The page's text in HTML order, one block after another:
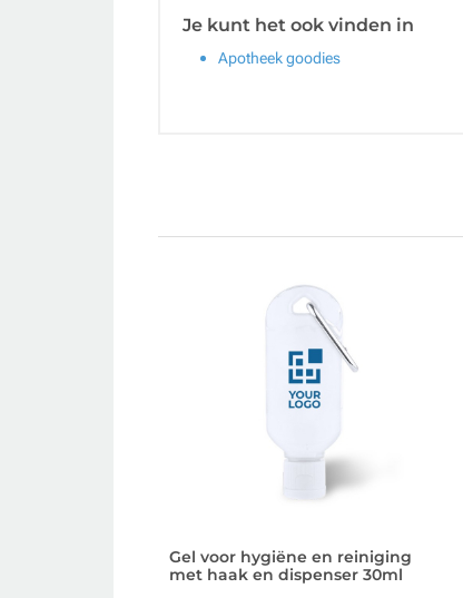
Je kunt het ook vinden in
Apotheek goodies
Gel voor hygiëne en reiniging
met haak en dispenser 30ml